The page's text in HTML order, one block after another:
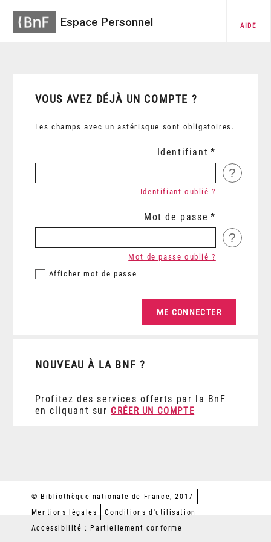
Espace Personnel AIDE
VOUS AVEZ DÉJÀ UN COMPTE ?
Les champs avec un astérisque sont obligatoires.
Identifiant
?
Identifiant oublié ?
Mot de passe
?
Afficher mot de passe
Mot de passe oublié ?
NOUVEAU À LA BNF ?
Profitez des services offerts par la BnF
en cliquant sur CRÉER UN COMPTE
© Bibliothèque nationale de France, 2017
Mentions légales
Conditions d'utilisation
Accessibilité : Partiellement conforme